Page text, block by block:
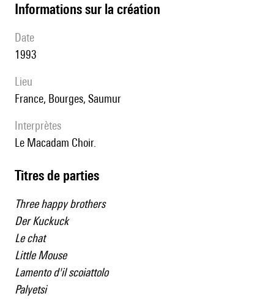
informations sur la création
date
1993
lieu
France, Bourges, Saumur
interprètes
le Macadam Choir.
Titres de parties
Three happy brothers
Der Kuckuck
Le chat
Little Mouse
Lamento d'il scoiattolo
Palyetsi